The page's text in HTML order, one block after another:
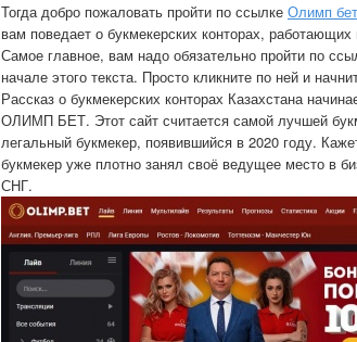
Тогда добро пожаловать пройти по ссылке Олимп бет
вам поведает о букмекерских конторах, работающих
Самое главное, вам надо обязательно пройти по
начале этого текста. Просто кликните по ней и
Рассказ о букмекерских конторах Казахстана
ОЛИМП БЕТ. Этот сайт считается самой лучшей
легальный букмекер, появившийся в 2020 году.
букмекер уже плотно занял своё ведущее место в
СНГ.